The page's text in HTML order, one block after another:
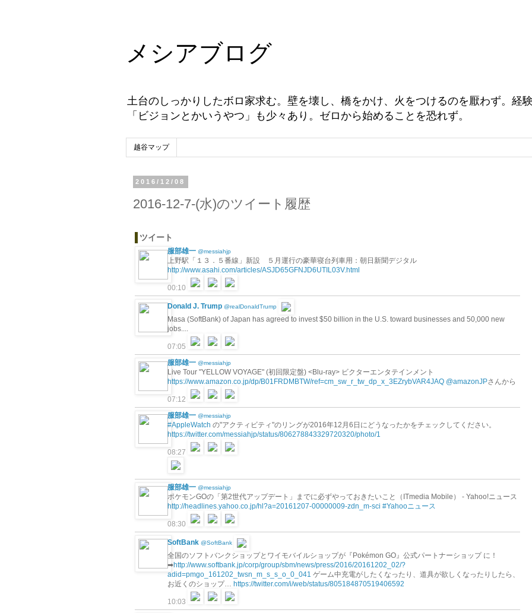
メシアブログ
土台のしっかりしたボロ家求む。壁を壊し、橋をかけ、火をつけるのを厭わず。経
「ビジョンとかいうやつ」も少々あり。ゼロから始めることを恐れず。
越谷マップ
2016/12/08
2016-12-7-(水)のツイート履歴
ツイート
服部雄一 @messiahjp
上野駅「１３．５番線」新設 ５月運行の豪華寝台列車用：朝日新聞デジタル
http://www.asahi.com/articles/ASJD65GFNJD6UTIL03V.html
00:10
Donald J. Trump @realDonaldTrump
Masa (SoftBank) of Japan has agreed to invest $50 billion in the U.S. toward businesses and 50,000 new
jobs....
07:05
服部雄一 @messiahjp
Live Tour "YELLOW VOYAGE" (初回限定盤) <Blu-ray> ビクターエンタテインメント
https://www.amazon.co.jp/dp/B01FRDMBTW/ref=cm_sw_r_tw_dp_x_3EZrybVAR4JAQ @amazonJPさんから
07:12
服部雄一 @messiahjp
#AppleWatch の"アクティビティ"のリングが2016年12月6日にどうなったかをチェックしてください。
https://twitter.com/messiahjp/status/806278843329720320/photo/1
08:27
服部雄一 @messiahjp
ポケモンGOの「第2世代アップデート」までに必ずやっておきたいこと（ITmedia Mobile） - Yahoo!ニュース
http://headlines.yahoo.co.jp/hl?a=20161207-00000009-zdn_m-sci #Yahooニュース
08:30
SoftBank @SoftBank
全国のソフトバンクショップとワイモバイルショップが『Pokémon GO』公式パートナーショップ に！
➡http://www.softbank.jp/corp/group/sbm/news/press/2016/20161202_02/?
adid=pmgo_161202_twsn_m_s_s_o_0_041 ゲーム中充電がしたくなったり、道具が欲しくなったりしたら、
お近くのショップ… https://twitter.com/i/web/status/805184870519406592
10:03